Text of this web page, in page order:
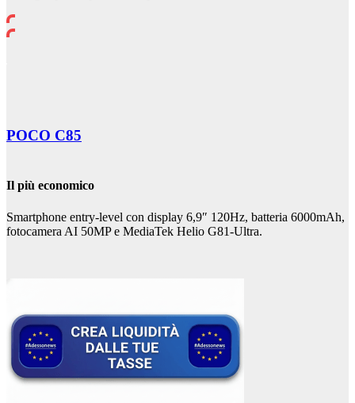
POCO C85
Il più economico
Smartphone entry-level con display 6,9″ 120Hz, batteria 6000mAh,
fotocamera AI 50MP e MediaTek Helio G81-Ultra.